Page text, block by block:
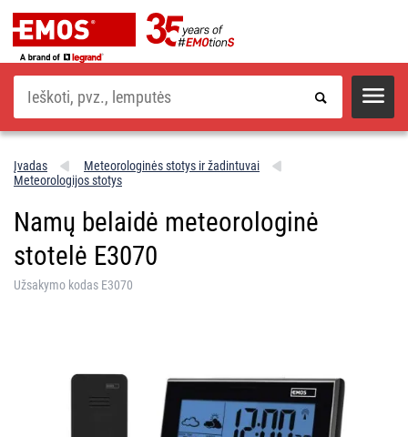
Paieška
Įvadas
Meteorologinės stotys ir žadintuvai
Meteorologijos stotys
Namų belaidė meteorologinė
stotelė E3070
Užsakymo kodas E3070